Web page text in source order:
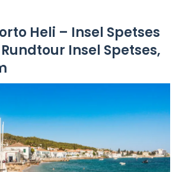
Heli – Insel Spetses
Insel Spetses,